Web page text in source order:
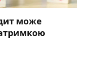
може